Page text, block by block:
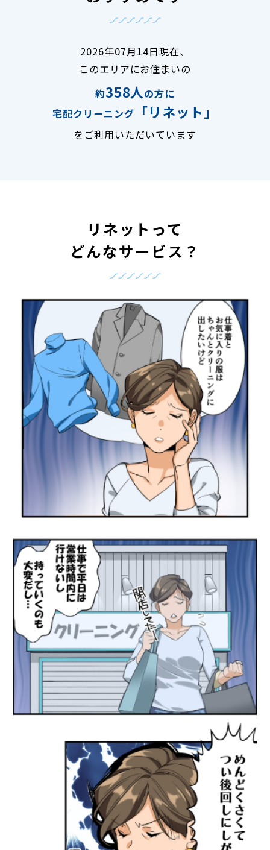
2026年07月14日現在、
このエリアにお住まいの
約358人の方に
宅配クリーニング
「リネット」
をご利用いただいています
リネットって
どんなサービス？